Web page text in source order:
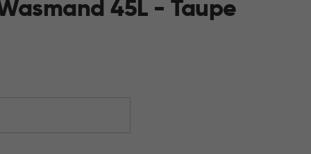
45L - Taupe